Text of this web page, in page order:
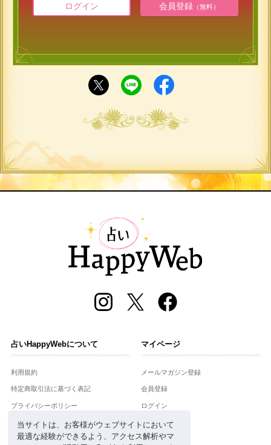
当サイトは、お客様がウェブサイトにおいて
最適な経験ができるよう、アクセス解析やマ
ログイン 会員登録（無料）
占いHappyWebについて
利用規約
特定商取引法に基づく表記
プライバシーポリシー
運営会社
お問合せ
マイページ
メールマガジン登録
会員登録
ログイン